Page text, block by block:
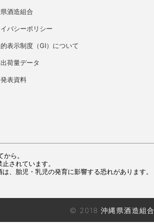
酒造組合
バシーポリシー
表示制度（GI）について
荷量データ
表資料
ら。
されています。
、胎児・乳児の発育に影響する恐れがあります。
© 2018 沖縄県酒造組合